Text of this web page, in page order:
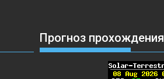
Прогноз прохождения